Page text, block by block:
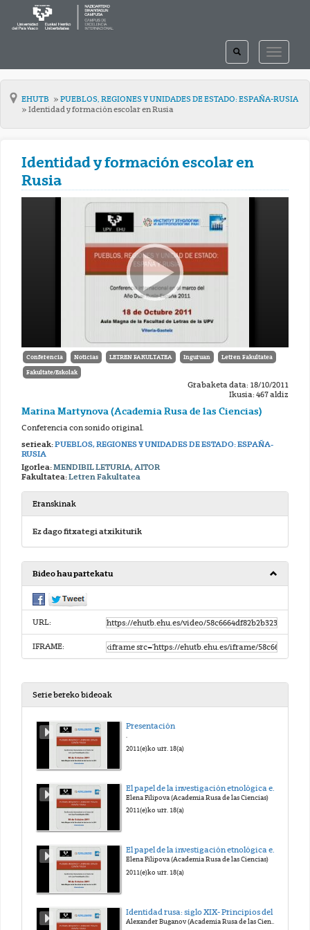
TOGGLE
TOGGLE
SEARCH
EHUTB
PUEBLOS, REGIONES Y UNIDADES DE ESTADO: ESPAÑA-RUSIA
Identidad y formación escolar en Rusia
Identidad y formación escolar en
Rusia
Conferencia Noticias LETREN FAKULTATEA Inguruan Letren Fakultatea
Fakultate/Eskolak
Grabaketa data: 18/10/2011
Ikusia: 467 aldiz
Marina Martynova (Academia Rusa de las Ciencias)
Conferencia con sonido original.
serieak:PUEBLOS, REGIONES Y UNIDADES DE ESTADO: ESPAÑA-
RUSIA
Igorlea:MENDIBIL LETURIA, AITOR
Fakultatea:Letren Fakultatea
Eranskinak
Ez dago fitxategi atxikiturik
Bideo hau partekatu
URL:
IFRAME:
Serie bereko bideoak
Presentación
.
2011(e)ko urr. 18(a)
Elena Filipova (Academia Rusa de las Ciencias)
2011(e)ko urr. 18(a)
El papel de la investigación etnológica en el estudio de los conflictos étnicos (traducción al español)
Elena Filipova (Academia Rusa de las Ciencias)
2011(e)ko urr. 18(a)
Alexander Buganov (Academia Rusa de las Ciencias)